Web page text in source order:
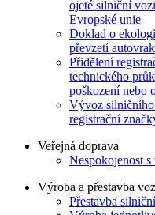
ojeté silniční
Evropské unie
Doklad o
převzetí
Přidělení
technického
poškození nebo
Vývoz
registrační
Veřejná doprava
Nespokojenost
Výroba a přestavba
Přestavba